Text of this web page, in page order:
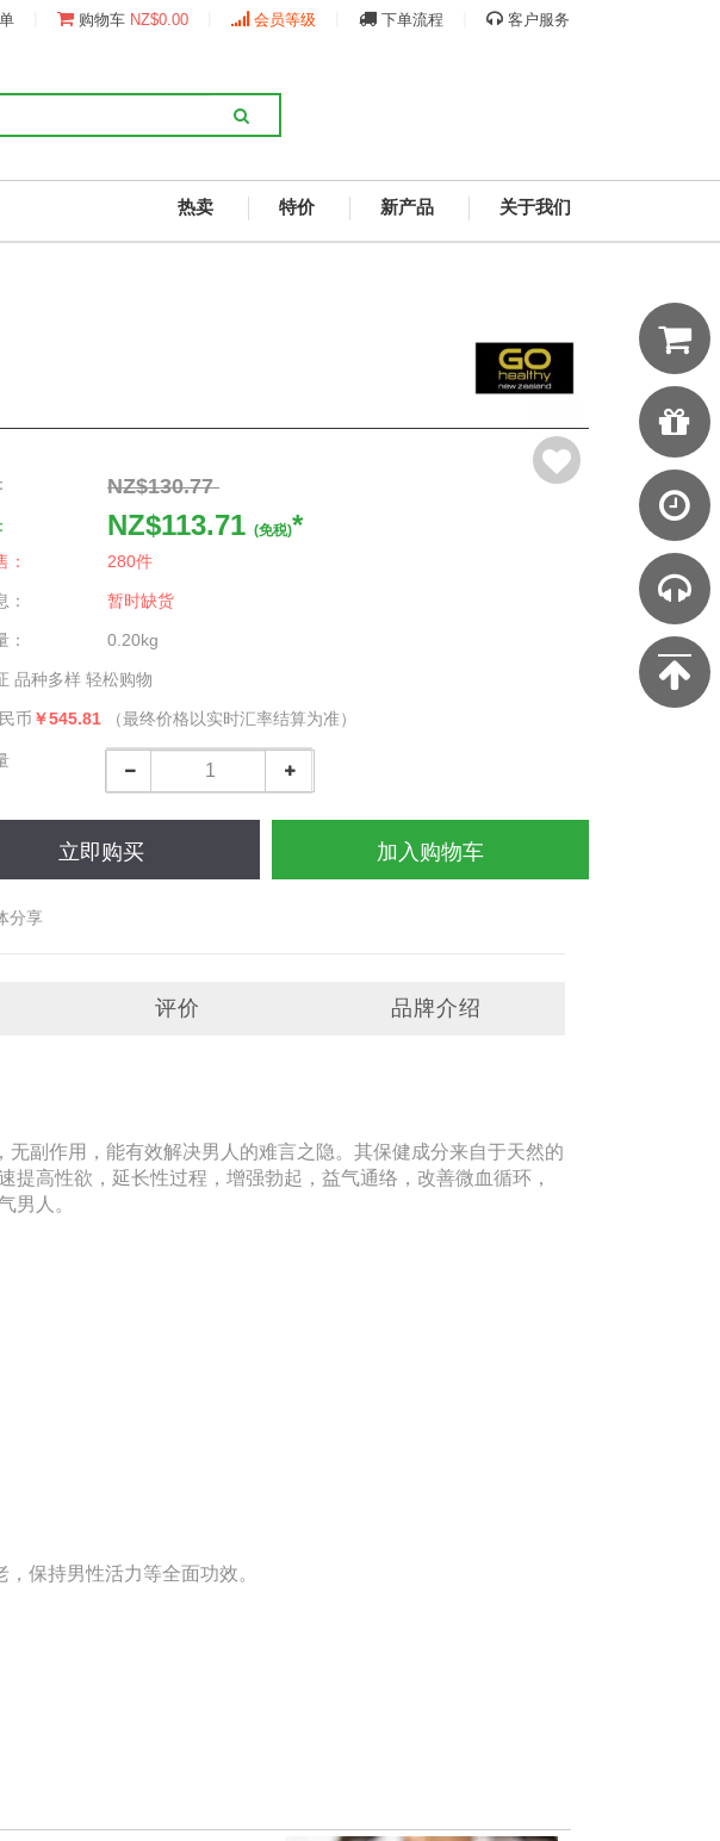
购物车 NZ$0.00 会员等级 下单流程 客户服务
热卖 特价 新产品 关于我们
NZ$130.77
NZ$113.71 (免税)*
： 280件
： 暂时缺货
： 0.20kg
品种多样 轻松购物
币 ￥545.81 （最终价格以实时汇率结算为准）
立即购买 加入购物车
分享
评价 品牌介绍
副作用，能有效解决男人的难言之隐。其保健成分来自于天然的
高性欲，延长性过程，增强勃起，益气通络，改善微血循环，
男人。
保持男性活力等全面功效。